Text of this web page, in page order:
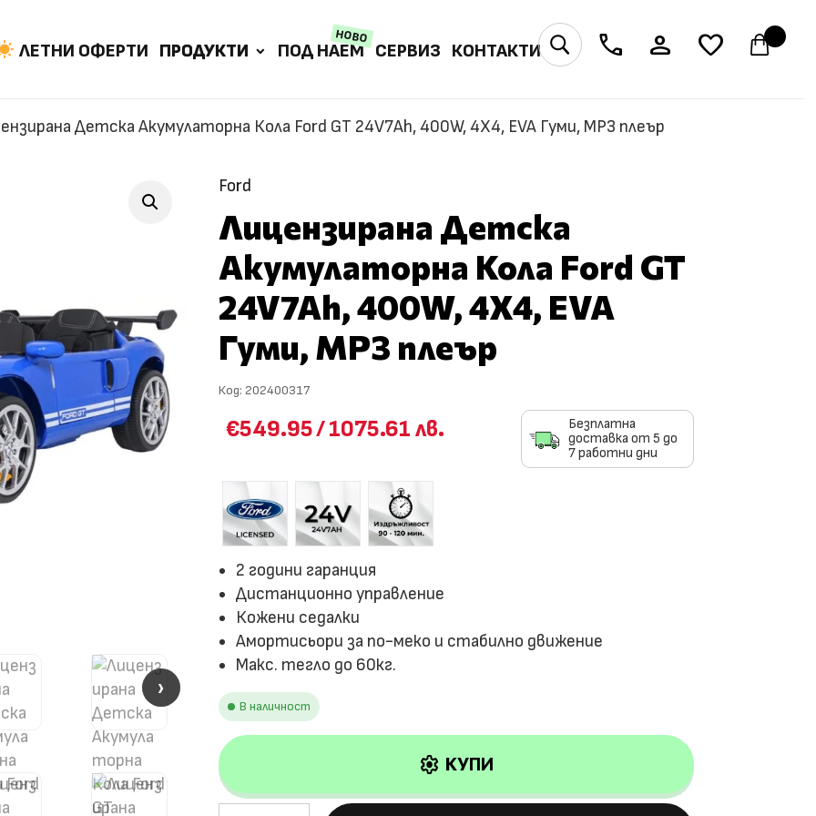
phone person favorite
U
ЛЕТНИ ОФЕРТИ ПРОДУКТИ ПОД НАЕМ
НОВО
СЕРВИЗ КОНТАКТИ
Детска Акумулаторна Кола Ford GT 24V7Ah, 400W, 4X4, EVA Гуми, MP3 плеър
›
›
Ford
Лицензирана Детска
Акумулаторна Кола Ford GT
24V7Ah, 400W, 4X4, EVA
Гуми, MP3 плеър
Код: 202400317
€549.95/1075.61 лв.
Безплатна
доставка от 5 до
7 работни дни
2 години гаранция
Дистанционно управление
Кожени седалки
Амортисьори за по-меко и стабилно движение
Макс. тегло до 60кг.
В наличност
settings КУПИ